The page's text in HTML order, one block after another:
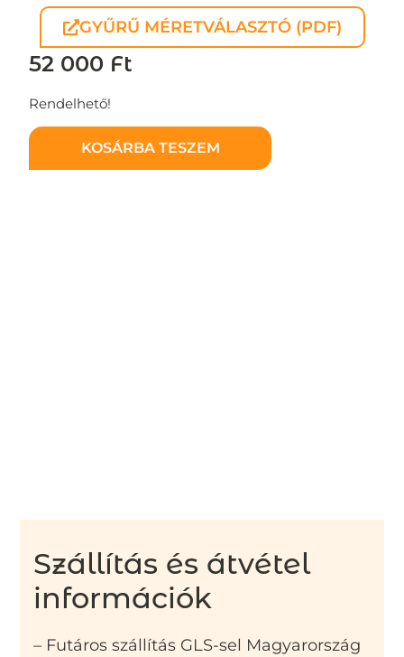
GYŰRŰ MÉRETVÁLASZTÓ (PDF)
52 000 Ft
Rendelhető!
KOSÁRBA TESZEM
Szállítás és átvétel
információk
– Futáros szállítás GLS-sel Magyarország